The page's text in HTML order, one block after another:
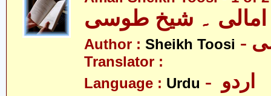
امالی ۔ شیخ طوسی
Author : Sheikh Toosi
Translator :
Language : Urdu